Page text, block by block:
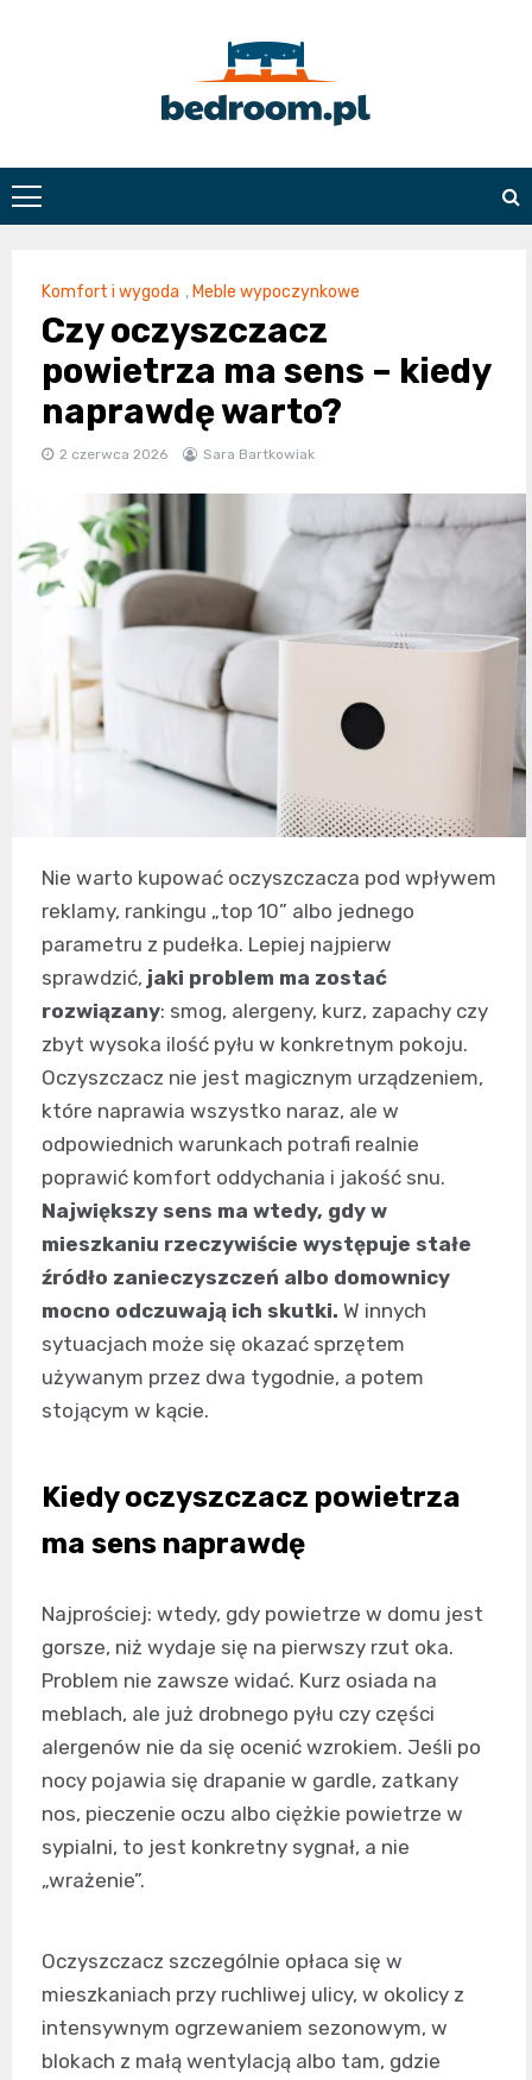
Bedroom.pl
Komfort i wygoda , Meble wypoczynkowe
Czy oczyszczacz
powietrza ma sens – kiedy
naprawdę warto?
2 czerwca 2026 Sara Bartkowiak
Nie warto kupować oczyszczacza pod wpływem
reklamy, rankingu „top 10” albo jednego
parametru z pudełka. Lepiej najpierw
sprawdzić, jaki problem ma zostać
rozwiązany: smog, alergeny, kurz, zapachy czy
zbyt wysoka ilość pyłu w konkretnym pokoju.
Oczyszczacz nie jest magicznym urządzeniem,
które naprawia wszystko naraz, ale w
odpowiednich warunkach potrafi realnie
poprawić komfort oddychania i jakość snu.
Największy sens ma wtedy, gdy w
mieszkaniu rzeczywiście występuje stałe
źródło zanieczyszczeń albo domownicy
mocno odczuwają ich skutki. W innych
sytuacjach może się okazać sprzętem
używanym przez dwa tygodnie, a potem
stojącym w kącie.
Kiedy oczyszczacz powietrza
ma sens naprawdę
Najprościej: wtedy, gdy powietrze w domu jest
gorsze, niż wydaje się na pierwszy rzut oka.
Problem nie zawsze widać. Kurz osiada na
meblach, ale już drobnego pyłu czy części
alergenów nie da się ocenić wzrokiem. Jeśli po
nocy pojawia się drapanie w gardle, zatkany
nos, pieczenie oczu albo ciężkie powietrze w
sypialni, to jest konkretny sygnał, a nie
„wrażenie”.
Oczyszczacz szczególnie opłaca się w
mieszkaniach przy ruchliwej ulicy, w okolicy z
intensywnym ogrzewaniem sezonowym, w
blokach z małą wentylacją albo tam, gdzie